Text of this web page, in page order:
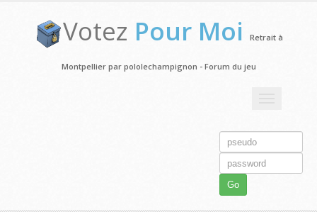
Votez Pour Moi Retrait à
Montpellier par pololechampignon - Forum du jeu
Go